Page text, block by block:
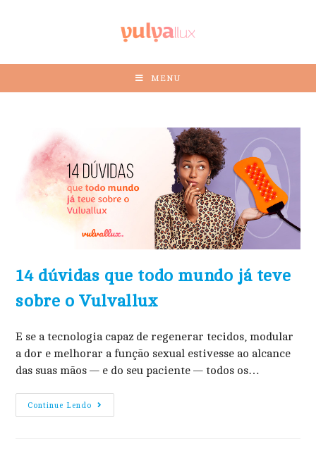
MENU
14 dúvidas que todo mundo já teve
sobre o Vulvallux
E se a tecnologia capaz de regenerar tecidos, modular
a dor e melhorar a função sexual estivesse ao alcance
das suas mãos — e do seu paciente — todos os…
Continue Lendo